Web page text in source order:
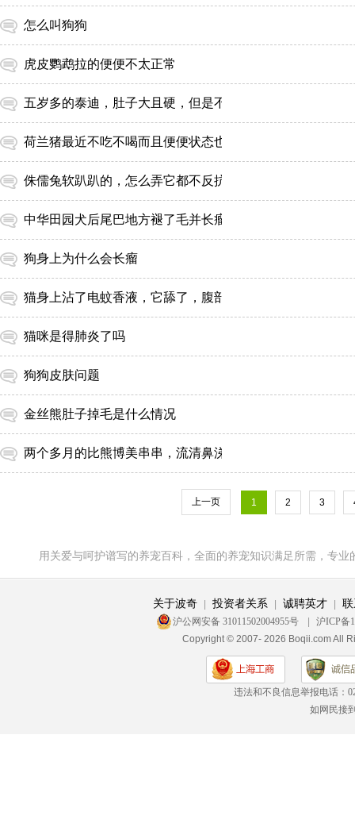
怎么叫狗狗
虎皮鹦鹉拉的便便不太正常
五岁多的泰迪，肚子大且硬，但是不有孕，有时会消化不良
荷兰猪最近不吃不喝而且便便状态也不好不知道什么原因
中华田园犬后尾巴地方褪了毛并长瘤该怎么办
狗身上为什么会长瘤
猫身上沾了电蚊香液，它舔了，腹部偶尔抽两下子和吐口水
猫咪是得肺炎了吗
狗狗皮肤问题
金丝熊肚子掉毛是什么情况
两个多月的比熊博美串串，流清鼻涕，偶尔有些打喷嚏
上一页 1 2 3
用关爱与呵护谱写的养宠百科，全面的养宠知识满足所需，专
关于波奇 投资者关系 诚聘英才
沪公网安备 31011502004955号
沪ICP备
Copyright © 2007- 2026 Boqii.com All
违法和不良信息举报电话：
如网民接